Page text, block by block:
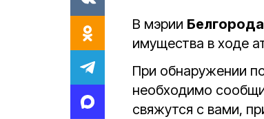
В мэрии Белгорода
имущества в ходе
При обнаружении
необходимо
свяжутся с вами,